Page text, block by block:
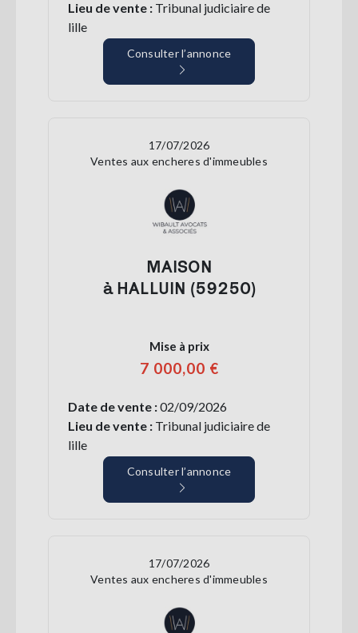
Lieu de vente : Tribunal judiciaire de
lille
Consulter l’annonce
17/07/2026
Ventes aux encheres d'immeubles
MAISON
à HALLUIN (59250)
Mise à prix
7 000,00 €
Date de vente :02/09/2026
Lieu de vente : Tribunal judiciaire de
lille
Consulter l’annonce
17/07/2026
Ventes aux encheres d'immeubles